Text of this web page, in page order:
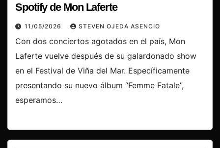
Spotify de Mon Laferte
11/05/2026 STEVEN OJEDA ASENCIO
Con dos conciertos agotados en el país, Mon
Laferte vuelve después de su galardonado show
en el Festival de Viña del Mar. Específicamente
presentando su nuevo álbum “Femme Fatale”,
esperamos…